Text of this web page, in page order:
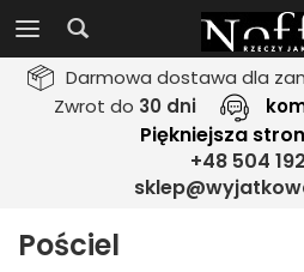
Darmowa dostawa dla
Zwrot do 30 dni
Piękniejsza
+48 504
Pościel